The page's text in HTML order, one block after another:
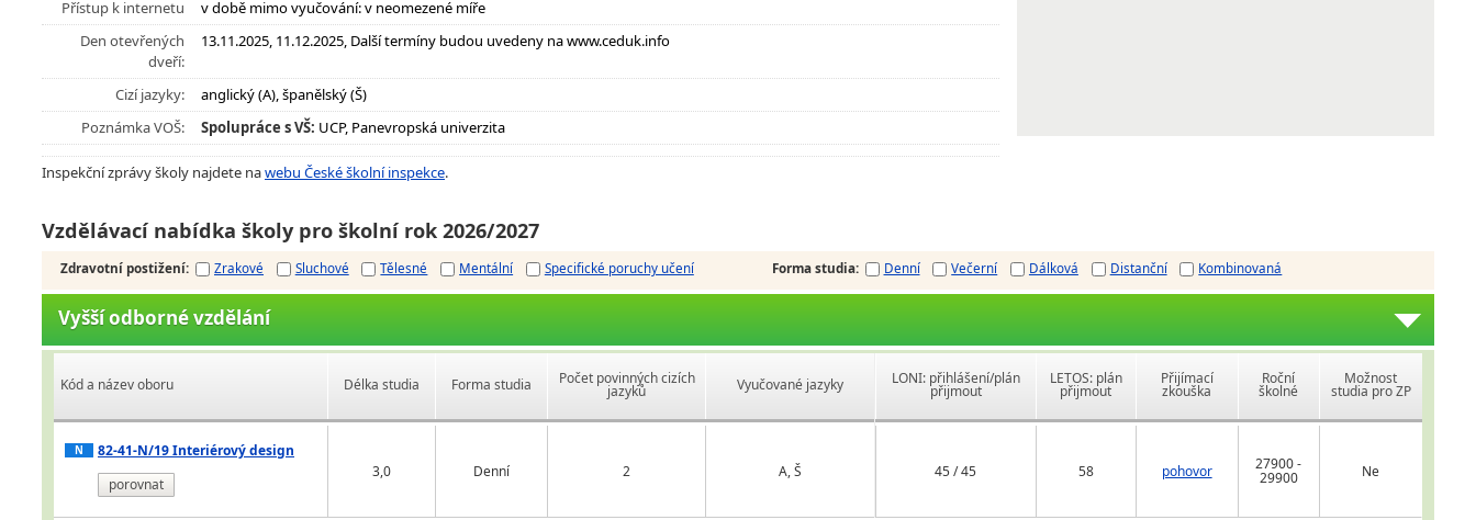
Přístup k internetu
v době mimo vyučování: v neomezené míře
Den otevřených
dveří:
13.11.2025, 11.12.2025, Další termíny budou uvedeny na www.ceduk.info
Cizí jazyky:
anglický (A), španělský (Š)
Poznámka VOŠ:
Spolupráce s VŠ: UCP, Panevropská univerzita
Inspekční zprávy školy najdete nawebu České školní inspekce.
Vzdělávací nabídka školy pro školní rok 2026/2027
Zdravotní postižení: Zrakové Sluchové Tělesné Mentální Specifické poruchy učení Forma studia: Denní Večerní Dálková Distanční Kombinovaná
Vyšší odborné vzdělání
Kód a název oboru
N
82-41-N/19 Interiérový design
porovnat
Délka studia Forma studia Počet povinných cizích
jazyků Vyučované jazyky
3,0 Denní 2 A, Š
LONI: přihlášení/plán
přijmout
LETOS: plán
přijmout
Přijímací
zkouška
Roční
školné
Možnost
studia pro ZP
45 / 45 58 pohovor 27900 -
29900 Ne